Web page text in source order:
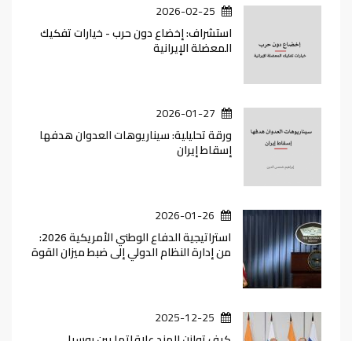
2026-02-25
استشراف: إخضاع دون حرب - خيارات تفكيك
المعضلة الإيرانية
2026-01-27
ورقة تحليلية: سيناريوهات العدوان هدفها
إسقاط إيران
2026-01-26
استراتيجية الدفاع الوطني الأمريكية 2026:
من إدارة النظام الدولي إلى ضبط ميزان القوة
2025-12-25